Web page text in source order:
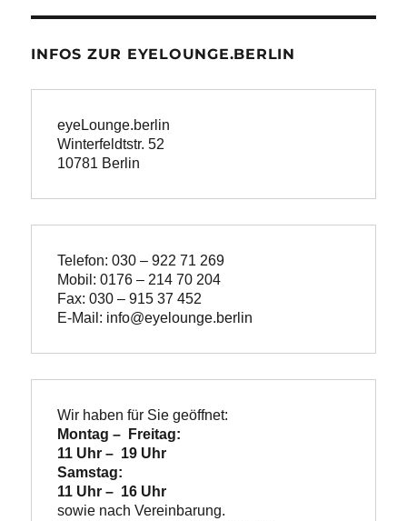
INFOS ZUR EYELOUNGE.BERLIN
eyeLounge.berlin
Winterfeldtstr. 52
10781 Berlin
Telefon: 030 – 922 71 269
Mobil: 0176 – 214 70 204
Fax: 030 – 915 37 452
E-Mail: info@eyelounge.berlin
Wir haben für Sie geöffnet:
Montag –  Freitag:
11 Uhr –  19 Uhr
Samstag:
11 Uhr –  16 Uhr